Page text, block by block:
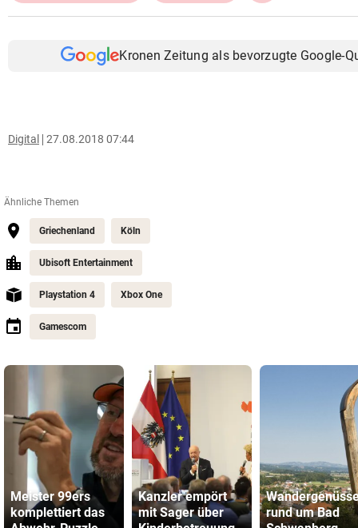
Kronen Zeitung als bevorzugte Google-
Digital 27.08.2018 07:44
Ähnliche Themen
Griechenland Köln
Ubisoft Entertainment
Playstation 4 Xbox One
Gamescom
Meister 99ers
komplettiert das
Kanzler empört
mit Sager über
rund um Bad